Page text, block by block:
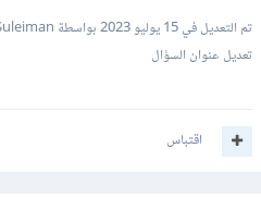
تم التعديل في15 يوليو 2023
بواسطة Mustafa Suleiman
تعديل عنوان السؤال
اقتباس